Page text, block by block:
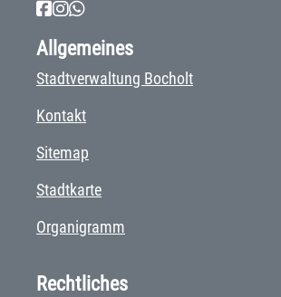
Allgemeines
Stadtverwaltung Bocholt
Kontakt
Sitemap
Stadtkarte
Organigramm
Rechtliches